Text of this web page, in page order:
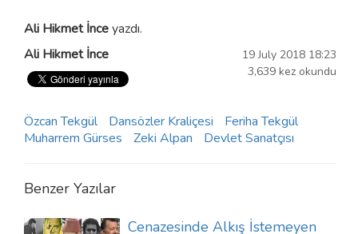
Ali Hikmet İnceyazdı.
19 July 2018 18:23
3,639 kez okundu
Ali Hikmet İnce
Özcan Tekgül Dansözler Kraliçesi
Feriha Tekgül
Muharrem Gürses
Zeki Alpan Devlet Sanatçısı
Benzer Yazılar
Cenazesinde Alkış İstemeyen